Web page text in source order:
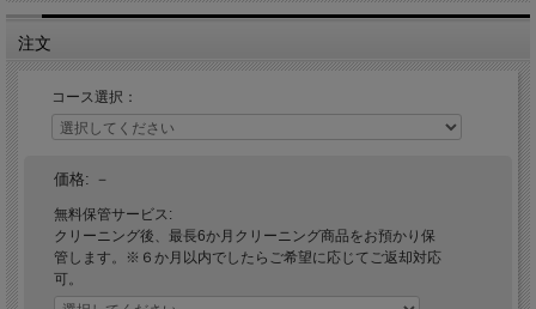
ご希望の方にはクリーニング後、最大6か月の保管サービスが無料で承ります。ご
不要なシーズンに収納場所に困らず、必要な時はいつでもご連絡頂ければお返し致
します。
相談質問無料
注文
コース選択：
価格: －
無料保管サービス:
クリーニング後、最長6か月クリーニング商品をお預かり保
管します。※６か月以内でしたらご希望に応じてご返却対応
可。